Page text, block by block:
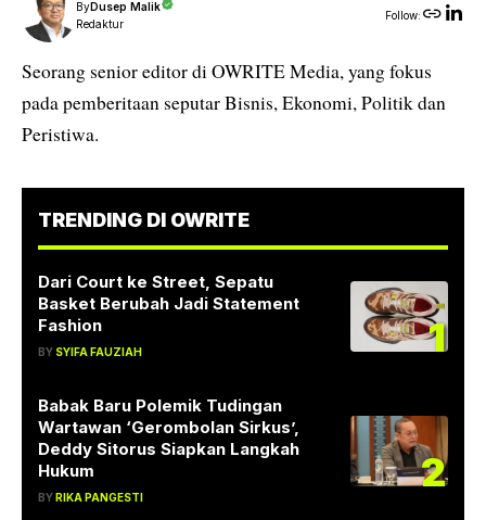
ByDusep Malik
Redaktur
Follow:
Seorang senior editor di OWRITE Media, yang fokus
pada pemberitaan seputar Bisnis, Ekonomi, Politik dan
Peristiwa.
TRENDING DI OWRITE
Dari Court ke Street, Sepatu
Basket Berubah Jadi Statement
Fashion
BY SYIFA FAUZIAH 1
Babak Baru Polemik Tudingan
Wartawan ‘Gerombolan Sirkus’,
Deddy Sitorus Siapkan Langkah
Hukum
BYRIKA PANGESTI
2